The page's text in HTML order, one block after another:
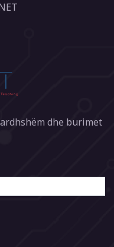
dhe burimet